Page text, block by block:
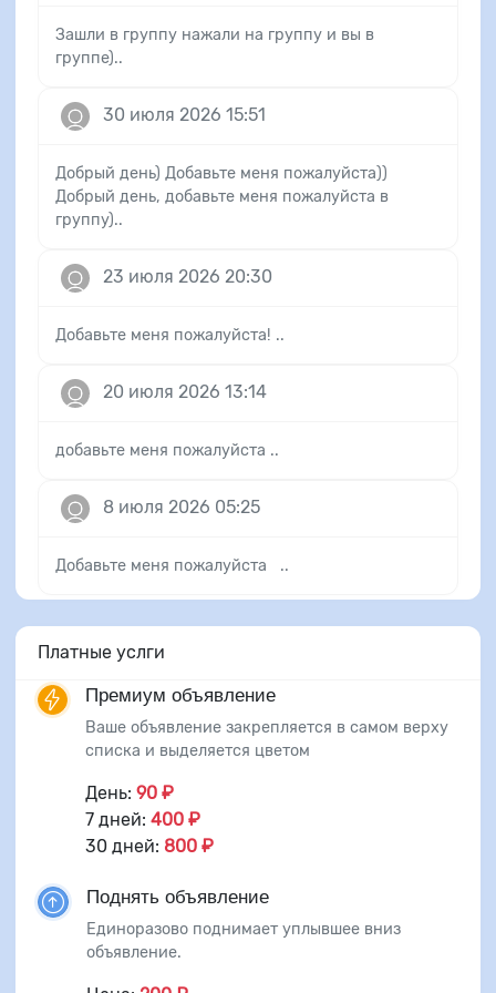
Зашли в группу нажали на группу и вы в
группе)..
30 июля 2026 15:51
Добрый день) Добавьте меня пожалуйста))
Добрый день, добавьте меня пожалуйста в
группу)..
23 июля 2026 20:30
Добавьте меня пожалуйста! ..
20 июля 2026 13:14
добавьте меня пожалуйста ..
8 июля 2026 05:25
Добавьте меня пожалуйста ..
Платные услги
Премиум объявление
Ваше объявление закрепляется в самом верху
списка и выделяется цветом
День: 90 ₽
7 дней: 400 ₽
30 дней: 800 ₽
Поднять объявление
Единоразово поднимает уплывшее вниз
объявление.